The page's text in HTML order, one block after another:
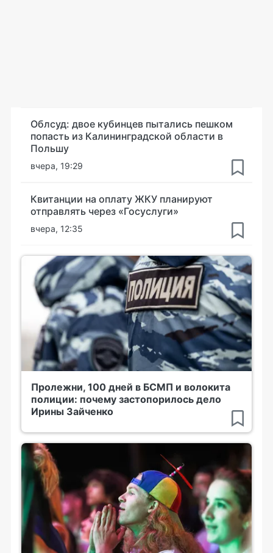
Облсуд: двое кубинцев пытались пешком
попасть из Калининградской области в
Польшу
вчера, 19:29
Квитанции на оплату ЖКУ планируют
отправлять через «Госуслуги»
вчера, 12:35
Пролежни, 100 дней в БСМП и волокита
полиции: почему застопорилось дело
Ирины Зайченко